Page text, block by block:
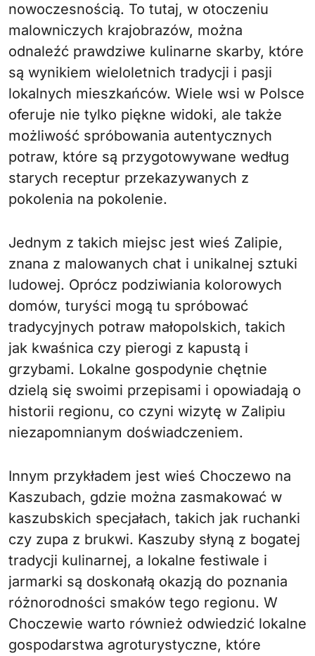
nowoczesnością. To tutaj, w otoczeniu
malowniczych krajobrazów, można
odnaleźć prawdziwe kulinarne skarby, które
są wynikiem wieloletnich tradycji i pasji
lokalnych mieszkańców. Wiele wsi w Polsce
oferuje nie tylko piękne widoki, ale także
możliwość spróbowania autentycznych
potraw, które są przygotowywane według
starych receptur przekazywanych z
pokolenia na pokolenie.
Jednym z takich miejsc jest wieś Zalipie,
znana z malowanych chat i unikalnej sztuki
ludowej. Oprócz podziwiania kolorowych
domów, turyści mogą tu spróbować
tradycyjnych potraw małopolskich, takich
jak kwaśnica czy pierogi z kapustą i
grzybami. Lokalne gospodynie chętnie
dzielą się swoimi przepisami i opowiadają o
historii regionu, co czyni wizytę w Zalipiu
niezapomnianym doświadczeniem.
Innym przykładem jest wieś Choczewo na
Kaszubach, gdzie można zasmakować w
kaszubskich specjałach, takich jak ruchanki
czy zupa z brukwi. Kaszuby słyną z bogatej
tradycji kulinarnej, a lokalne festiwale i
jarmarki są doskonałą okazją do poznania
różnorodności smaków tego regionu. W
Choczewie warto również odwiedzić lokalne
gospodarstwa agroturystyczne, które